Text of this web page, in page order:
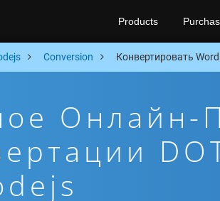
Products
Conversion Конвертировать